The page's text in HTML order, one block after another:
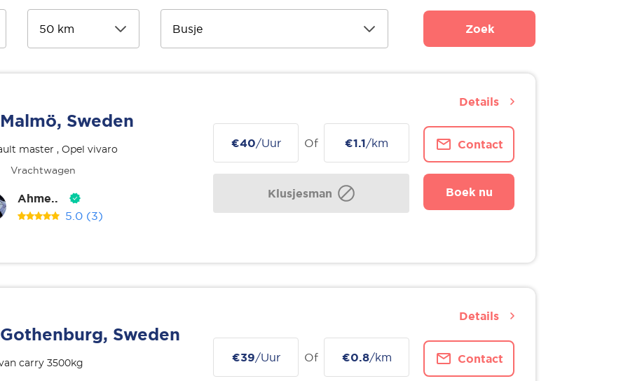
Zoek
Malmö, Sweden
master , Opel vivaro
Vrachtwagen
Ahme..
5.0 (3)
€40/Uur Of €1.1/km
Klusjesman
Contact
Boek nu
Details
Gothenburg, Sweden
carry 3500kg €39/Uur Of €0.8/km Contact
Details